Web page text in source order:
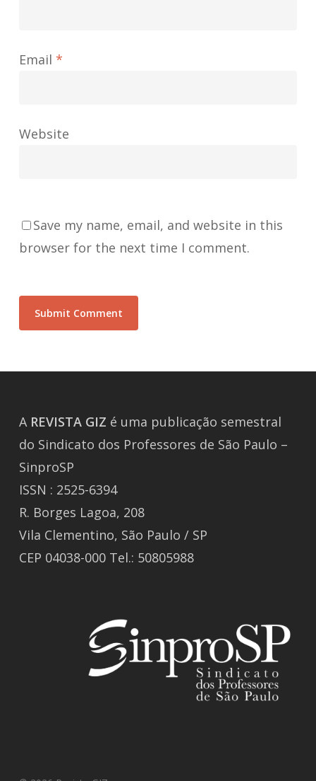
Email *
Website
Save my name, email, and website in this
browser for the next time I comment.
A REVISTA GIZ é uma publicação semestral
do Sindicato dos Professores de São Paulo –
SinproSP
ISSN : 2525-6394
R. Borges Lagoa, 208
Vila Clementino, São Paulo / SP
CEP 04038-000 Tel.: 50805988